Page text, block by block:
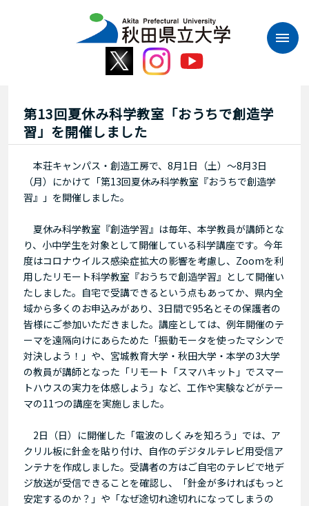
第13回夏休み科学教室「おうちで創造学
習」を開催しました
本荘キャンパス・創造工房で、8月1日（土）～8月3日
（月）にかけて「第13回夏休み科学教室『おうちで創造学
習』」を開催しました。
夏休み科学教室『創造学習』は毎年、本学教員が講師とな
り、小中学生を対象として開催している科学講座です。今年
度はコロナウイルス感染症拡大の影響を考慮し、Zoomを利
用したリモート科学教室『おうちで創造学習』として開催い
たしました。自宅で受講できるという点もあってか、県内全
域から多くのお申込みがあり、3日間で95名とその保護者の
皆様にご参加いただきました。講座としては、例年開催のテ
ーマを遠隔向けにあらためた「振動モータを使ったマシンで
対決しよう！」や、宮城教育大学・秋田大学・本学の3大学
の教員が講師となった「リモート「スマハキット」でスマー
トハウスの実力を体感しよう」など、工作や実験などがテー
マの11つの講座を実施しました。
2日（日）に開催した「電波のしくみを知ろう」では、ア
クリル板に針金を貼り付け、自作のデジタルテレビ用受信ア
ンテナを作成しました。受講者の方はご自宅のテレビで地デ
ジ放送が受信できることを確認し、「針金が多ければもっと
安定するのか？」や「なぜ途切れ途切れになってしまうの